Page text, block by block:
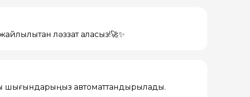
ләззат аласыз!🚀✨
шығындарыңыз автоматтандырылады.